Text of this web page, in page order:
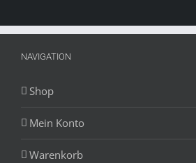
NAVIGATION
Shop
Mein Konto
Warenkorb